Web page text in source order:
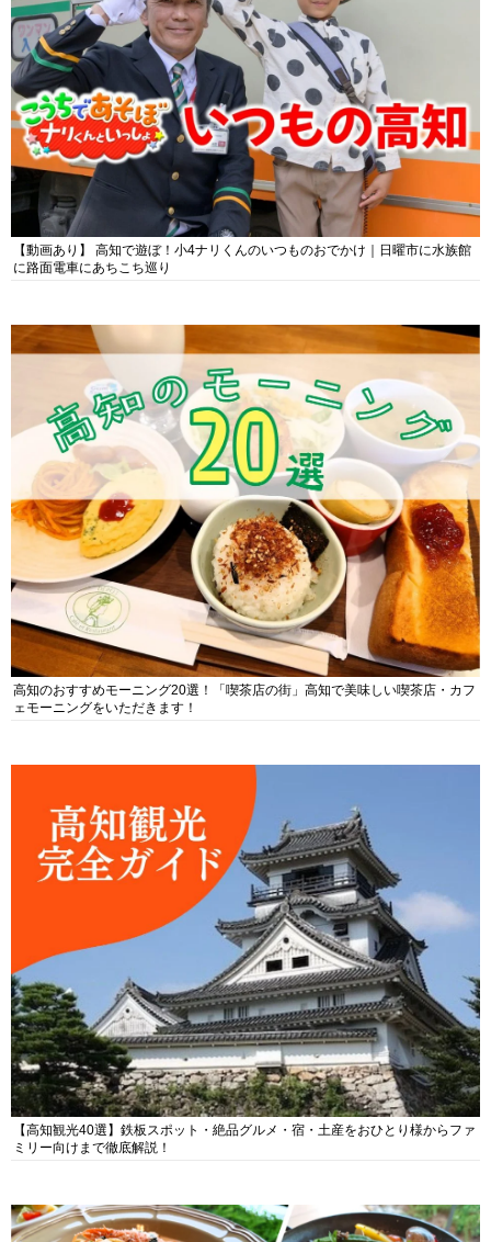
【動画あり】 高知で遊ぼ！小4ナリくんのいつものおでかけ｜日曜市に水族館
に路面電車にあちこち巡り
高知のおすすめモーニング20選！「喫茶店の街」高知で美味しい喫茶店・カフ
ェモーニングをいただきます！
【高知観光40選】鉄板スポット・絶品グルメ・宿・土産をおひとり様からファ
ミリー向けまで徹底解説！